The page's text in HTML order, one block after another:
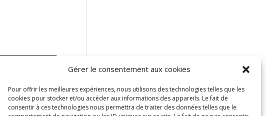
Gérer le consentement aux cookies
Pour offrir les meilleures expériences, nous utilisons des technologies telles que les
cookies pour stocker et/ou accéder aux informations des appareils. Le fait de
consentir à ces technologies nous permettra de traiter des données telles que le